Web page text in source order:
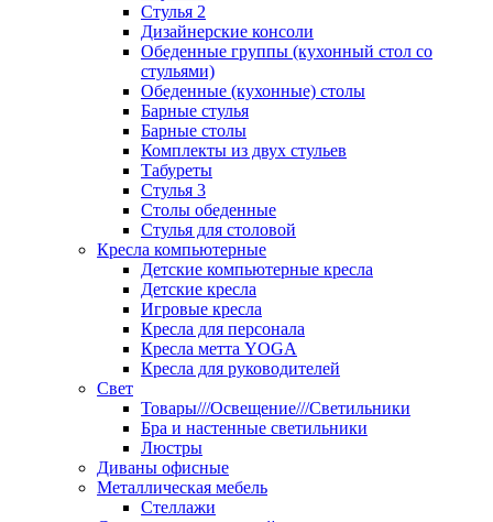
Стулья 2
Дизайнерские консоли
Обеденные группы (кухонный стол со
стульями)
Обеденные (кухонные) столы
Барные стулья
Барные столы
Комплекты из двух стульев
Табуреты
Стулья 3
Столы обеденные
Стулья для столовой
Кресла компьютерные
Детские компьютерные кресла
Детские кресла
Игровые кресла
Кресла для персонала
Кресла метта YOGA
Кресла для руководителей
Свет
Товары///Освещение///Светильники
Бра и настенные светильники
Люстры
Диваны офисные
Металлическая мебель
Стеллажи